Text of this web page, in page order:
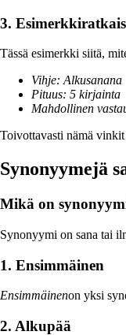
3.
Tässä esimerkki siitä,
Vihje: Alkusanana
Pituus: 5 kirjainta
Mahdollinen
Toivottavasti nämä
Synonyymejä
Mikä on
Synonyymi on sana tai
1. Ensimmäinen
Ensimmäinenon yksi
2. Alkupää